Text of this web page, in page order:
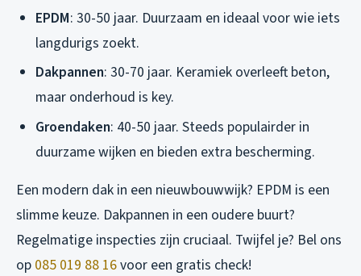
EPDM: 30-50 jaar. Duurzaam en ideaal voor wie iets
langdurigs zoekt.
Dakpannen: 30-70 jaar. Keramiek overleeft beton,
maar onderhoud is key.
Groendaken: 40-50 jaar. Steeds populairder in
duurzame wijken en bieden extra bescherming.
Een modern dak in een nieuwbouwwijk? EPDM is een
slimme keuze. Dakpannen in een oudere buurt?
Regelmatige inspecties zijn cruciaal. Twijfel je? Bel ons
op 085 019 88 16voor een gratis check!